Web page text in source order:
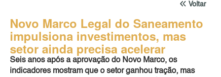
Voltar
Novo Marco Legal do Saneamento
impulsiona investimentos, mas
setor ainda precisa acelerar
Seis anos após a aprovação do Novo Marco, os
indicadores mostram que o setor ganhou tração, mas